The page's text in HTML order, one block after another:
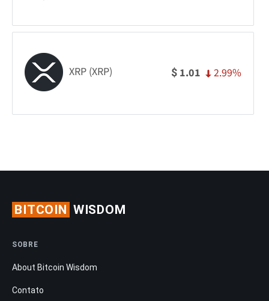
XRP (XRP) $ 1.01 2.99%
BITCOIN WISDOM
SOBRE
About Bitcoin Wisdom
Contato